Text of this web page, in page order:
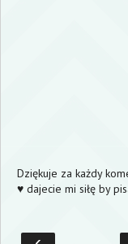
Dziękuje za każdy
♥ dajecie mi siłę by